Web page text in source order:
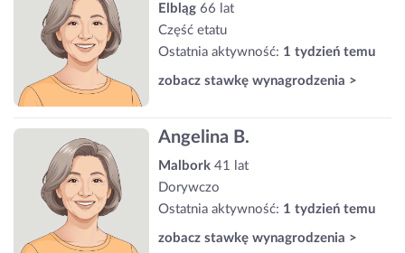
Elbląg 66 lat
Część etatu
Ostatnia aktywność: 1 tydzień temu
zobacz stawkę wynagrodzenia >
Angelina B.
Malbork 41 lat
Dorywczo
Ostatnia aktywność: 1 tydzień temu
zobacz stawkę wynagrodzenia >